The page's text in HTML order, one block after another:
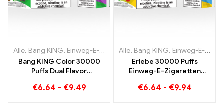
Alle, Bang KING, Einweg-E-Zigaretten Litauen ,Einweg-E-
Bang KING Color 30000
Puffs Dual Flavor
Strawberry Kiwi und Sour
€6.64 - €9.49
Alle, Bang KING, Einweg-E-Zigaretten Litauen
Erlebe 30000 Puffs
Einweg-E-Zigaretten
Ice trifft auf Strawberry
€6.64 - €9.94